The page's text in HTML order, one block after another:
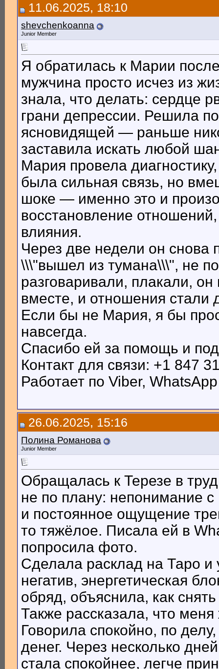
11.06.2025, 18:10
shevchenkoanna
Junior Member
Я обратилась к Марии
мужчина просто исчез из
знала, что делать: сердце
грани депрессии. Решила
ясновидящей — раньше
заставила искать любой
Мария провела
была сильная связь, но
шоке — именно это и
восстановление
влияния.
Через две недели он снова
\\\"вышел из тумана\\\", не
разговаривали, плакали,
вместе, и отношения
Если бы не Мария, я бы
навсегда.
Спасибо ей за помощь и
Контакт для связи: +1 847
Работает по Viber,
26.06.2025, 15:16
Полина Романова
Junior Member
Обращалась к Терезе в
не по плану: непонимание
и постоянное ощущение
то тяжёлое. Писала ей в
попросила фото.
Сделала расклад на Таро и
негатив, энергетическая
обряд, объяснила, как
Также рассказала, что
Говорила спокойно, по
денег. Через несколько
стала спокойнее, легче